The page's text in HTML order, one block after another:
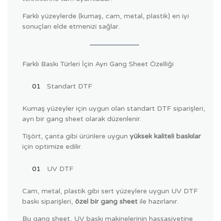
Farklı yüzeylerde (kumaş, cam, metal, plastik) en iyi
sonuçları elde etmenizi sağlar.
Farklı Baskı Türleri İçin Ayrı Gang Sheet Özelliği
Standart DTF
Kumaş yüzeyler için uygun olan standart DTF siparişleri,
ayrı bir gang sheet olarak düzenlenir.
Tişört, çanta gibi ürünlere uygun yüksek kaliteli baskılar
için optimize edilir.
UV DTF
Cam, metal, plastik gibi sert yüzeylere uygun UV DTF
baskı siparişleri, özel bir gang sheet ile hazırlanır.
Bu gang sheet, UV baskı makinelerinin hassasiyetine